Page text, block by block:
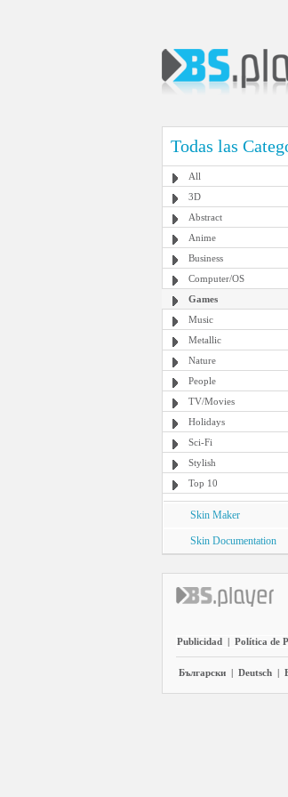
Todas las
All
3D
Abstract
Anime
Business
Computer/OS
Games
Music
Metallic
Nature
People
TV/Movies
Holidays
Sci-Fi
Stylish
Top 10
Skin Maker
Skin Documentation
Publicidad | Política de
Български | Deutsch |